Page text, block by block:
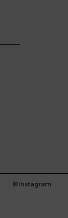
Instagram